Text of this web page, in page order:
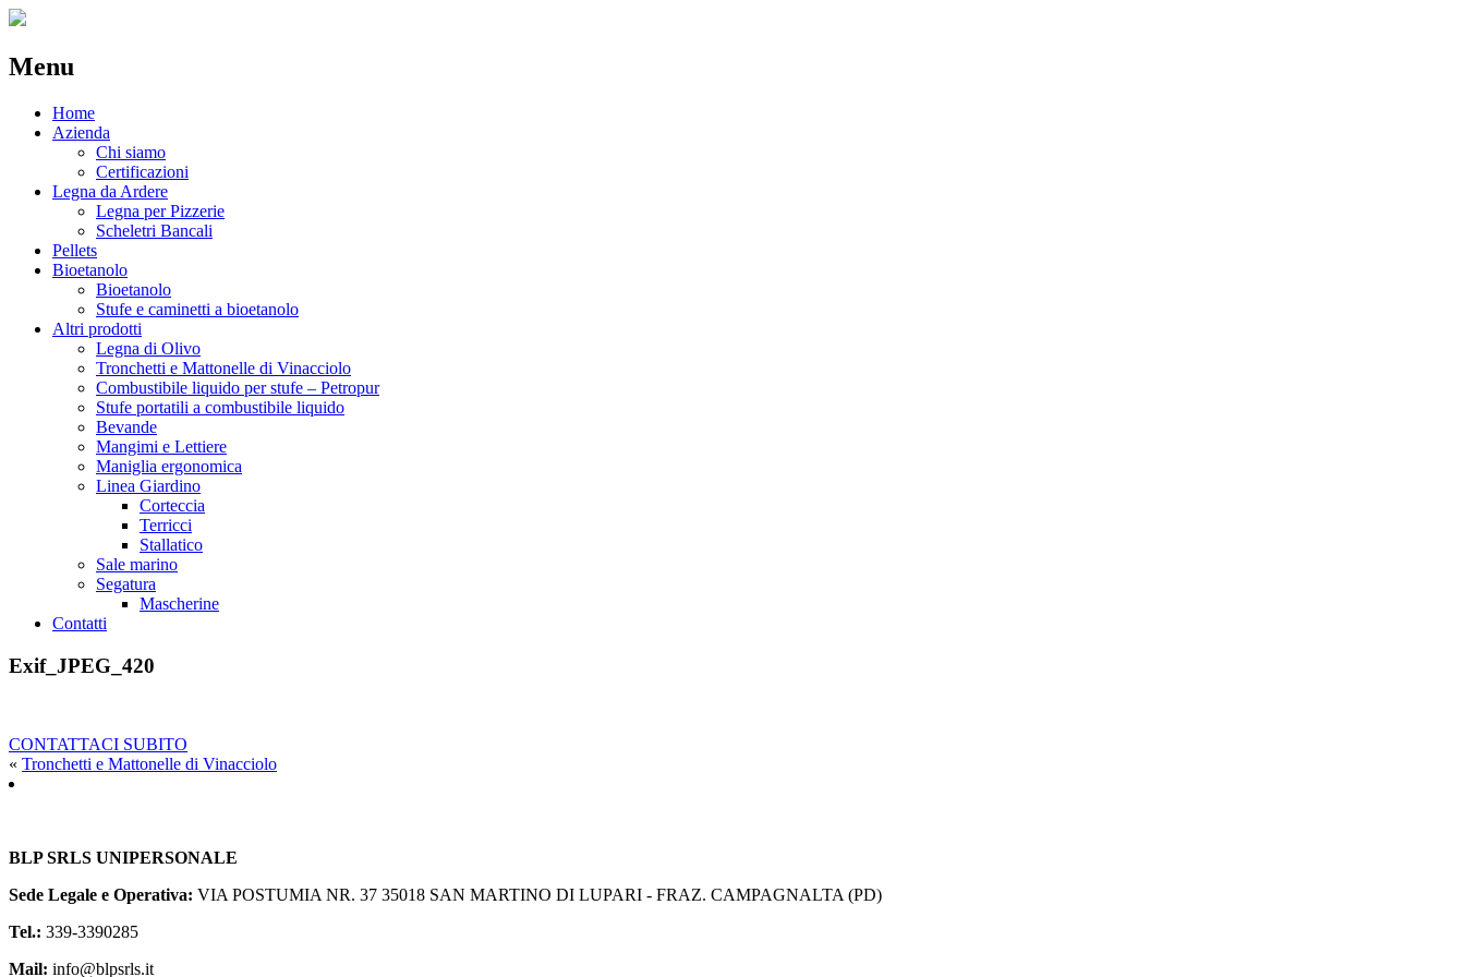
Menu
Skip
Home
Azienda
Chi siamo
Certificazioni
Legna da Ardere
Legna per Pizzerie
Scheletri Bancali
Pellets
Bioetanolo
Bioetanolo
Stufe e caminetti a bioetanolo
Altri prodotti
Legna di Olivo
Tronchetti e Mattonelle di Vinacciolo
Combustibile liquido per stufe – Petropur
Stufe portatili a combustibile liquido
Bevande
Mangimi e Lettiere
Maniglia ergonomica
Linea Giardino
Corteccia
Terricci
Stallatico
Sale marino
Segatura
Mascherine
Contatti
Exif_JPEG_420
CONTATTACI SUBITO
« Tronchetti e Mattonelle di Vinacciolo
BLP SRLS UNIPERSONALE
Sede Legale e Operativa: VIA POSTUMIA NR. 37 35018 SAN MARTINO DI LUPARI - FRAZ. CAMPAGNALTA (PD)
Tel.: 339-3390285
Mail: info@blpsrls.it